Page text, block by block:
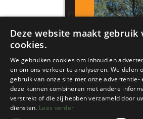
Deze website maakt gebruik
cookies.
We gebruiken cookies om inhoud en
en om ons verkeer te analyseren. We delen
gebruik van onze site met onze advertentie-
deze kunnen combineren met andere
verstrekt of die zij hebben verzameld door
diensten. Lees verder